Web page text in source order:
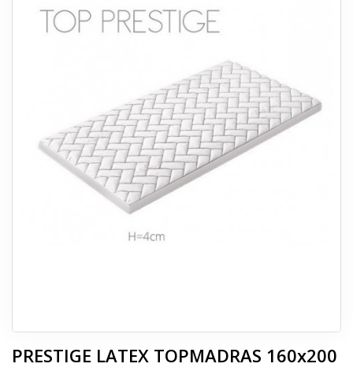
OPBEVARING
ENTREMØBLER
HAVEMØBLER
PRESTIGE LATEX TOPMADRAS 160x200